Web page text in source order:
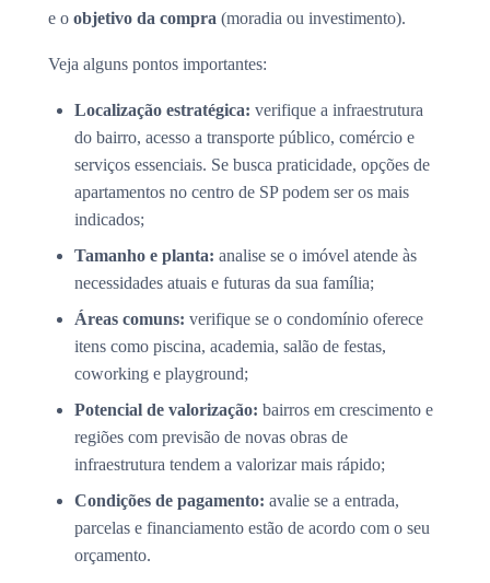
e o objetivo da compra (moradia ou investimento).
Veja alguns pontos importantes:
Localização estratégica: verifique a infraestrutura
do bairro, acesso a transporte público, comércio e
serviços essenciais. Se busca praticidade, opções de
apartamentos no centro de SP podem ser os mais
indicados;
Tamanho e planta: analise se o imóvel atende às
necessidades atuais e futuras da sua família;
Áreas comuns: verifique se o condomínio oferece
itens como piscina, academia, salão de festas,
coworking e playground;
Potencial de valorização: bairros em crescimento e
regiões com previsão de novas obras de
infraestrutura tendem a valorizar mais rápido;
Condições de pagamento: avalie se a entrada,
parcelas e financiamento estão de acordo com o seu
orçamento.